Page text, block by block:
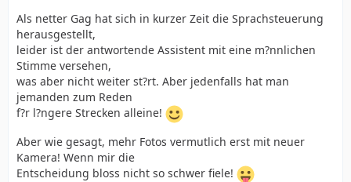
Als netter Gag hat sich in kurzer Zeit die Sprachsteuerung
herausgestellt,
leider ist der antwortende Assistent mit eine m?nnlichen
Stimme versehen,
was aber nicht weiter st?rt. Aber jedenfalls hat man
jemanden zum Reden
f?r l?ngere Strecken alleine!
Aber wie gesagt, mehr Fotos vermutlich erst mit neuer
Kamera! Wenn mir die
Entscheidung bloss nicht so schwer fiele!